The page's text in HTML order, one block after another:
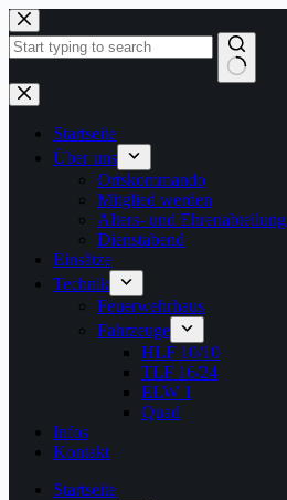
Zum
Inhalt
springen
Keine
Ergebnisse
Startseite
Über uns
Ortskommando
Mitglied werden
Alters- und Ehrenabteilung
Dienstabend
Einsätze
Technik
Feuerwehrhaus
Fahrzeuge
HLF 10/10
TLF 16/24
ELW 1
Quad
Infos
Kontakt
Startseite